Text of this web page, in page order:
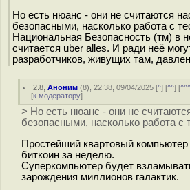
Но есть нюанс - они не считаются
безопасными, насколько работа с
Национальная Безопасность (тм) в
считается uber alles. И ради неё
разработчиков, живущих там,
2.8 ,Аноним (8), 22:38, 09/04/2025 [^] [^^] [
[к модератору]
> Но есть нюанс - они не
безопасными, насколько работа с
Простейший квартовый
биткоин за неделю.
Суперкомпьютер будет
зарождения миллионов галактик.